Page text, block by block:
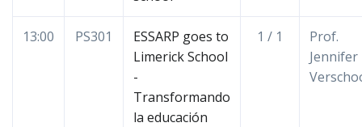
13:00 PS301
ESSARP goes to
Limerick School
-
Transformando
la educación
1 / 1
Prof.
Jennifer